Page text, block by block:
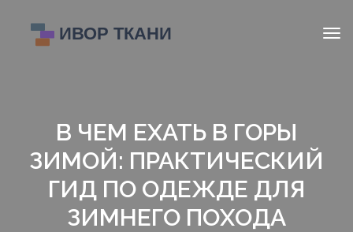
В ЧЕМ ЕХАТЬ В ГОРЫ
ЗИМОЙ: ПРАКТИЧЕСКИЙ
ГИД ПО ОДЕЖДЕ ДЛЯ
ЗИМНЕГО ПОХОДА